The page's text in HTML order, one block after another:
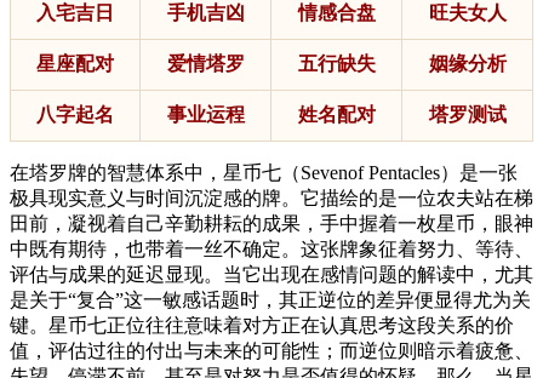
入宅吉日 手机吉凶 情感合盘 旺夫女人
星座配对 爱情塔罗 五行缺失 姻缘分析
八字起名 事业运程 姓名配对 塔罗测试
在塔罗牌的智慧体系中，星币七（Sevenof Pentacles）是一张
极具现实意义与时间沉淀感的牌。它描绘的是一位农夫站在梯
田前，凝视着自己辛勤耕耘的成果，手中握着一枚星币，眼神
中既有期待，也带着一丝不确定。这张牌象征着努力、等待、
评估与成果的延迟显现。当它出现在感情问题的解读中，尤其
是关于“复合”这一敏感话题时，其正逆位的差异便显得尤为关
键。星币七正位往往意味着对方正在认真思考这段关系的价
值，评估过往的付出与未来的可能性；而逆位则暗示着疲惫、